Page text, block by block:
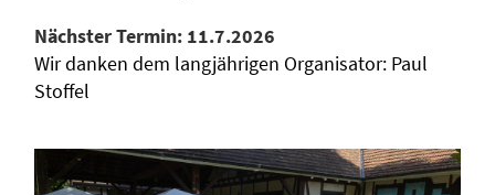
Nächster Termin: 11.7.2026
Wir danken dem langjährigen Organisator: Paul
Stoffel